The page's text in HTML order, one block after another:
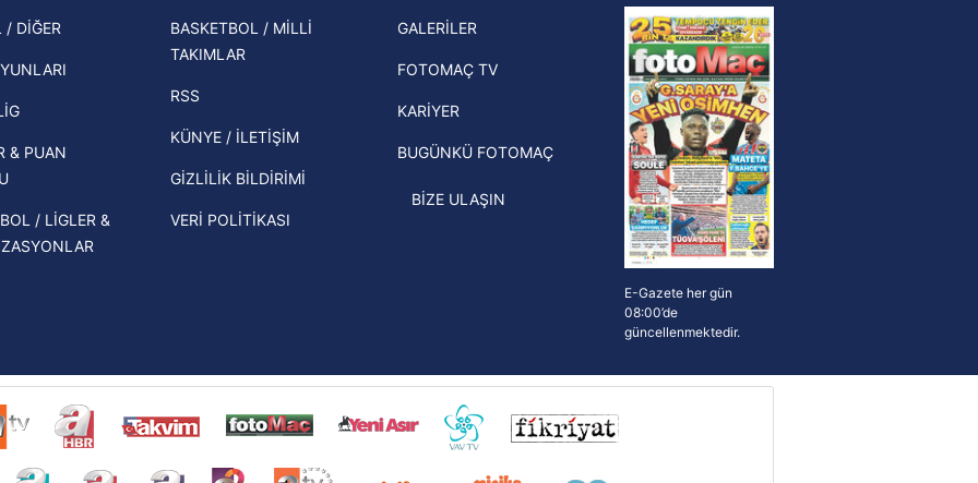
İspanya-Arjantin finalinin ardından dış
Beşiktaş'ın UEFA Avrupa Ligi'nde 3. Ön
Eleme Turu muhtemel rakipleri belli
şampiyonluk yüzüğü verilecek
Hernan Crespo, Meksika Ligi
ekiplerinden Atlas'ın yeni teknik
direktörü oldu
/ DİĞER
& PUAN
/ LİGLER &
BASKETBOL / MİLLİ
TAKIMLAR
RSS
KÜNYE / İLETİŞİM
GİZLİLİK BİLDİRİMİ
VERİ POLİTİKASI
GALERİLER
FOTOMAÇ TV
KARİYER
BUGÜNKÜ FOTOMAÇ
BİZE ULAŞIN
E-Gazete her gün
08:00’de
güncellenmektedir.